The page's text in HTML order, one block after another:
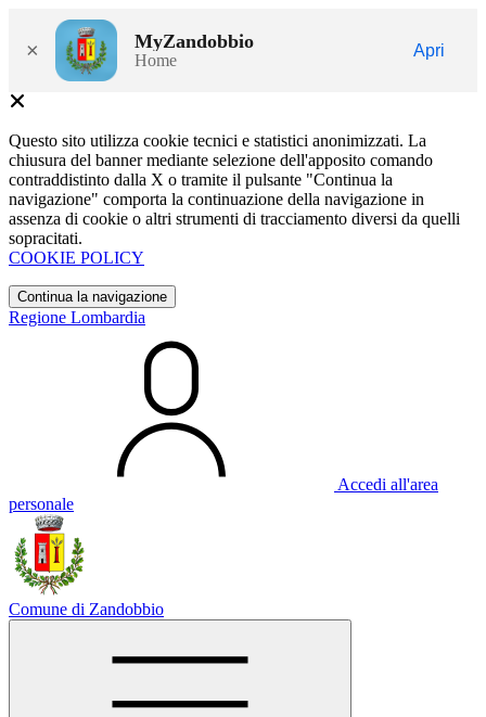
× MyZandobbio
Home
Apri
Questo sito utilizza cookie tecnici e statistici anonimizzati. La
chiusura del banner mediante selezione dell'apposito comando
contraddistinto dalla X o tramite il pulsante "Continua la
navigazione" comporta la continuazione della navigazione in
assenza di cookie o altri strumenti di tracciamento diversi da quelli
sopracitati.
COOKIE POLICY
Continua la navigazione
Regione Lombardia
Accedi all'area
personale
Comune di Zandobbio